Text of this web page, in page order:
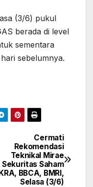
(3/6) pukul
berada di level
sementara
sebelumnya.
Cermati
Rekomendasi
Teknikal Mirae
Sekuritas Saham
BBCA, BMRI,
Selasa (3/6)